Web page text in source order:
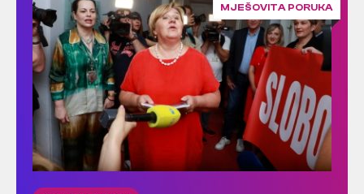
MJEŠOVITA PORUKA